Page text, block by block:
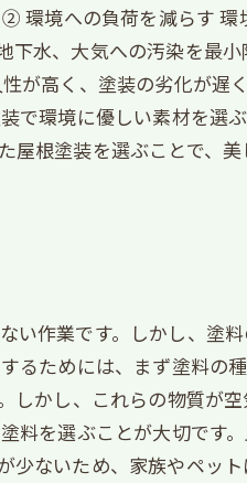
環境への負荷を減らす
水、大気への汚染を最
が高く、塗装の劣化が遅
で環境に優しい素材を選
根塗装を選ぶことで、
作業です。しかし、塗
るためには、まず塗料の
かし、これらの物質が
料を選ぶことが大切です
ないため、家族やペッ